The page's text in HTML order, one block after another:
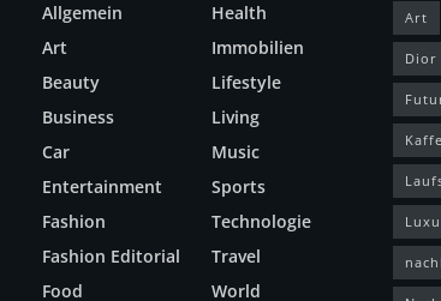
Allgemein
Art
Beauty
Business
Car
Entertainment
Fashion
Fashion Editorial
Food
Health
Immobilien
Lifestyle
Living
Music
Sports
Technologie
Travel
World
Art
Dior